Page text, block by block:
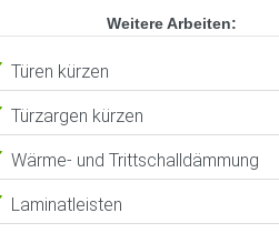
Weitere Arbeiten:
Türen kürzen
Türzargen kürzen
Wärme- und Trittschalldämmung
Laminatleisten